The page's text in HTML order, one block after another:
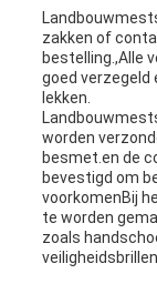
zakken of
bestelling.,Alle
goed verzegeld
lekken.
worden
besmet.en de
bevestigd om
voorkomenBij
te worden
zoals